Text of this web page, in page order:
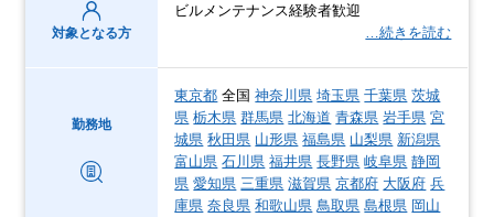
対象となる方
ビルメンテナンス経験者歓迎
…続きを読む
勤務地
東京都 全国神奈川県 埼玉県 千葉県 茨城
県 栃木県 群馬県 北海道 青森県 岩手県 宮
城県 秋田県 山形県 福島県 山梨県 新潟県
富山県 石川県 福井県 長野県 岐阜県 静岡
県 愛知県 三重県 滋賀県 京都府 大阪府 兵
庫県 奈良県 和歌山県 鳥取県 島根県 岡山